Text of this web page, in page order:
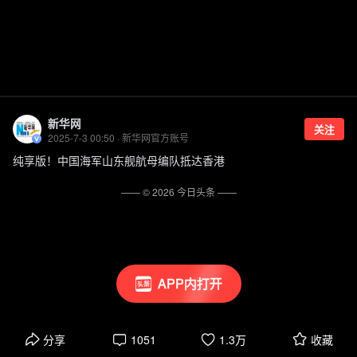
APP内打开
新华网
2025-7-3 00:50 · 新华网官方账号
关注
纯享版！中国海军山东舰航母编队抵达香港
分享 1051 1.3万 收藏
—— ©2026 今日头条——